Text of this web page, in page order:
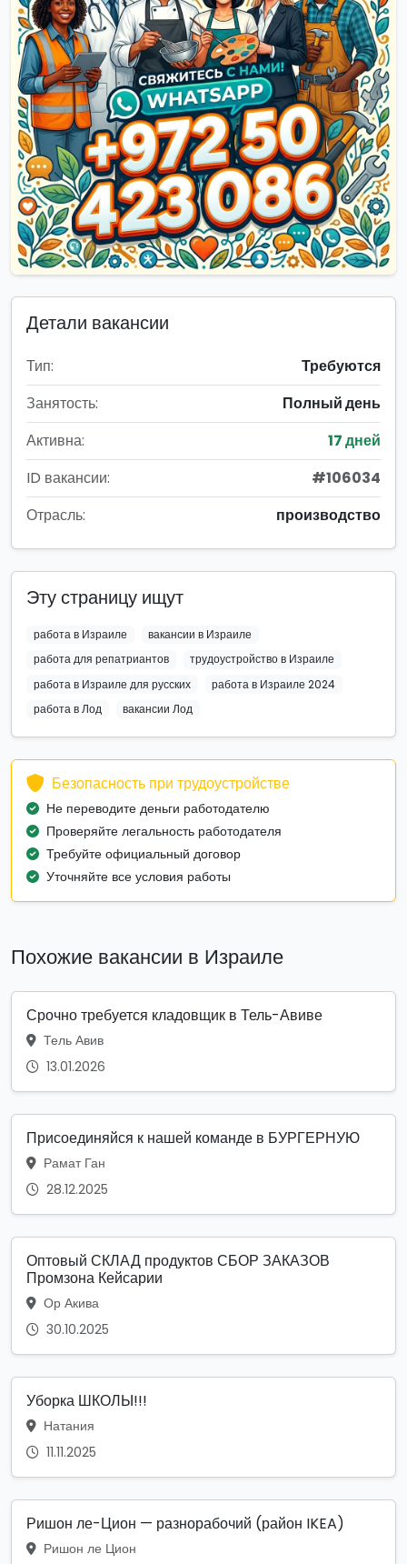
Детали вакансии
Тип:
Требуются
Занятость:
Полный день
Активна:
17 дней
ID вакансии:
#106034
Отрасль:
производство
Эту страницу ищут
работа в Израиле
вакансии в Израиле
работа для репатриантов
трудоустройство в Израиле
работа в Израиле для русских
работа в Израиле 2024
работа в Лод
вакансии Лод
Безопасность при трудоустройстве
Не переводите деньги работодателю
Проверяйте легальность работодателя
Требуйте официальный договор
Уточняйте все условия работы
Похожие вакансии в Израиле
Срочно требуется кладовщик в Тель-Авиве
Тель Авив
13.01.2026
Присоединяйся к нашей команде в БУРГЕРНУЮ
Рамат Ган
28.12.2025
Оптовый СКЛАД продуктов СБОР ЗАКАЗОВ
Промзона Кейсарии
Ор Акива
30.10.2025
Уборка ШКОЛЫ!!!
Натания
11.11.2025
Ришон ле-Цион — разнорабочий (район IKEA)
Ришон ле Цион